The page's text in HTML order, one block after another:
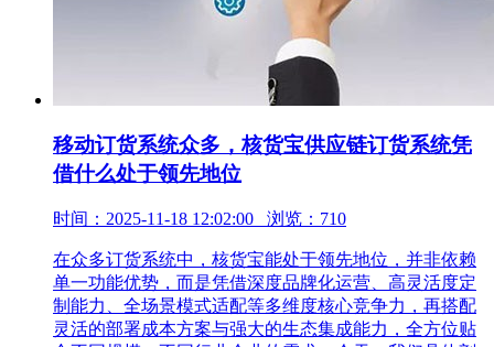
移动订货系统众多，核货宝供应链订货系统凭
借什么处于领先地位
时间：2025-11-18 12:02:00 浏览：710
在众多订货系统中，核货宝能处于领先地位，并非依赖
单一功能优势，而是凭借深度品牌化运营、高灵活度定
制能力、全场景模式适配等多维度核心竞争力，再搭配
灵活的部署成本方案与强大的生态集成能力，全方位贴